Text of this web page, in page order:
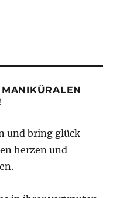
und bring glück
herzen und